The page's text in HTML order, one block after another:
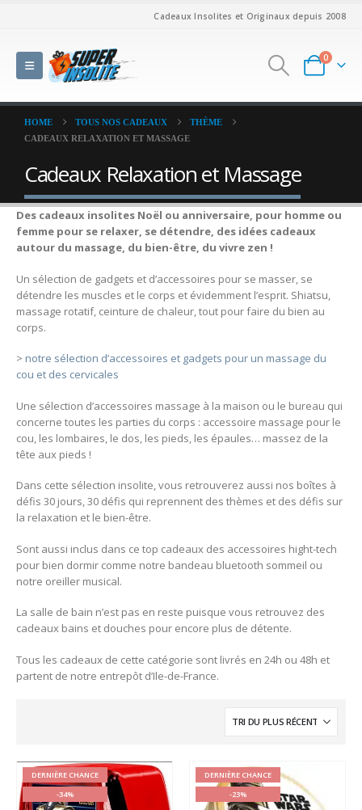
Cadeaux Insolites et Originaux depuis 2008
0
HOME TOUS NOS CADEAUX
THÈME
CADEAUX RELAXATION ET MASSAGE
Cadeaux Relaxation et Massage
Des cadeaux insolites Noël ou anniversaire, pour homme ou
femme pour se relaxer, se détendre, des idées cadeaux
autour du massage, du bien-être, du vivre zen !
Un sélection de gadgets et d’accessoires pour se masser, se
détendre les muscles et le corps et évidemment l’esprit. Shiatsu,
massage rotatif, ceinture de chaleur, tout pour faire du bien au
corps.
> notre sélection d’accessoires et gadgets pour un massage du
cou et des cervicales
Une sélection d’accessoires massage à la maison ou le bureau qui
concerne toutes les parties du corps : accessoire massage pour le
cou, les lombaires, le dos, les pieds, les épaules… massez de la
tête aux pieds !
Dans cette sélection insolite, vous retrouverez aussi nos boîtes à
défis 30 jours, 30 défis qui reprennent des thèmes et des défis sur
la relaxation et le bien-être.
Sont aussi inclus dans ce top cadeaux des accessoires hight-tech
pour bien dormir comme notre bandeau bluetooth sommeil ou
notre oreiller musical.
La salle de bain n’est pas en reste puisque vous retrouvez des
cadeaux bains et douches pour encore plus de détente.
Tous les cadeaux de cette catégorie sont livrés en 24h ou 48h et
partent de notre entrepôt d’Ile-de-France.
DERNIÈRE CHANCE
-34%
DERNIÈRE CHANCE
-23%